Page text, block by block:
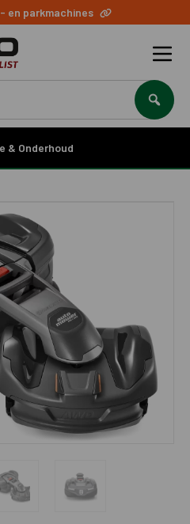
en parkmachines
& Onderhoud